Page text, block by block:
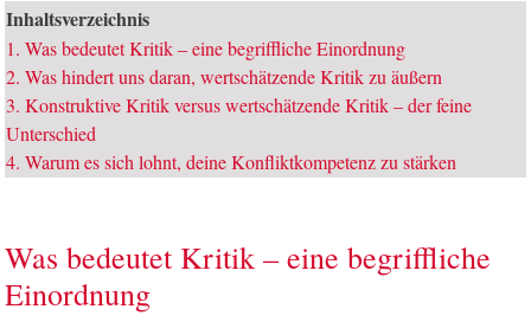
Inhaltsverzeichnis
1. Was bedeutet Kritik – eine begriffliche Einordnung
2. Was hindert uns daran, wertschätzende Kritik zu äußern
3. Konstruktive Kritik versus wertschätzende Kritik – der feine
Unterschied
4. Warum es sich lohnt, deine Konfliktkompetenz zu stärken
Was bedeutet Kritik – eine begriffliche
Einordnung